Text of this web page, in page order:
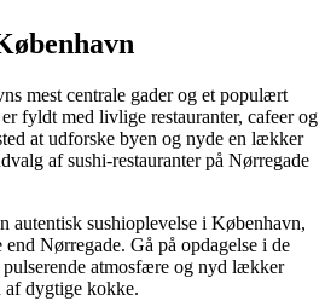
mest centrale gader og et populært
fyldt med livlige restauranter, cafeer og
at udforske byen og nyde en lækker
af sushi-restauranter på Nørregade
autentisk sushioplevelse i København,
Nørregade. Gå på opdagelse i de
pulserende atmosfære og nyd lækker
dygtige kokke.